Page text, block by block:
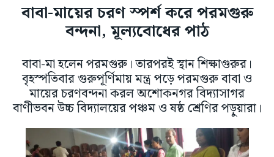
বাবা-মায়ের চরণ স্পর্শ করে পরমগুরু
বন্দনা, মূল্যবোধের পাঠ
বাবা-মা হলেন পরমগুরু। তারপরই স্থান শিক্ষাগুরুর।
বৃহস্পতিবার গুরুপূর্ণিমায় মন্ত্র পড়ে পরমগুরু বাবা ও
মায়ের চরণবন্দনা করল অশোকনগর বিদ্যাসাগর
বাণীভবন উচ্চ বিদ্যালয়ের পঞ্চম ও ষষ্ঠ শ্রেণির পড়ুয়ারা।